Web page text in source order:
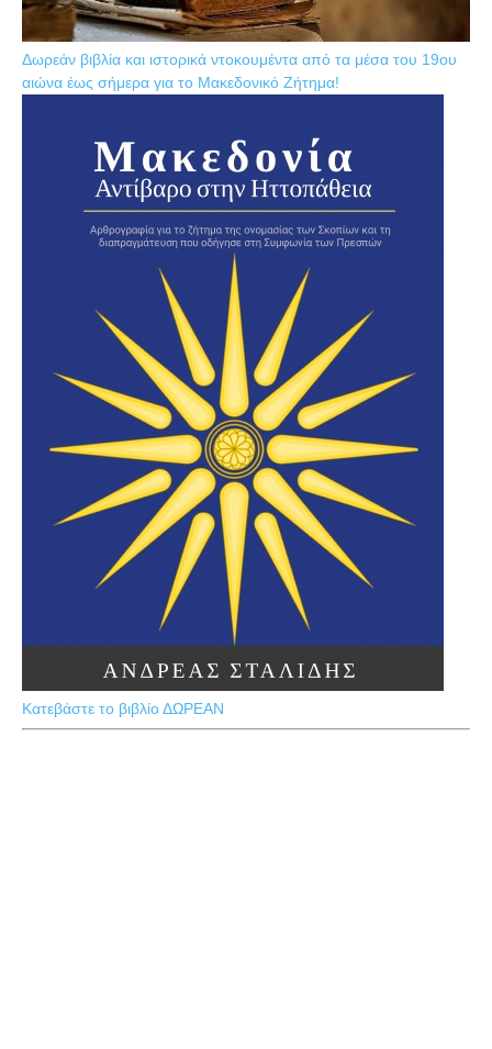
Δωρεάν βιβλία και ιστορικά ντοκουμέντα από τα μέσα του 19ου
αιώνα έως σήμερα για το Μακεδονικό Ζήτημα!
Κατεβάστε το βιβλίο ΔΩΡΕΑΝ